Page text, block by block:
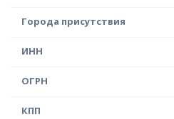
Города присутствия
ИНН
ОГРН
КПП